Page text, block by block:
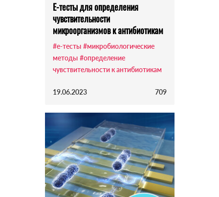
E-тесты для определения
чувствительности
микроорганизмов к антибиотикам
#е-тесты #микробиологические
методы #определение
чувствительности к антибиотикам
19.06.2023 709